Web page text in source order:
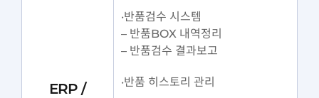
ERP /
·반품검수 시스템
– 반품BOX 내역정리
– 반품검수 결과보고
·반품 히스토리 관리